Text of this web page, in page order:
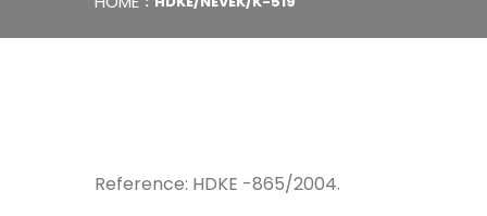
Reference: HDKE -865/2004.